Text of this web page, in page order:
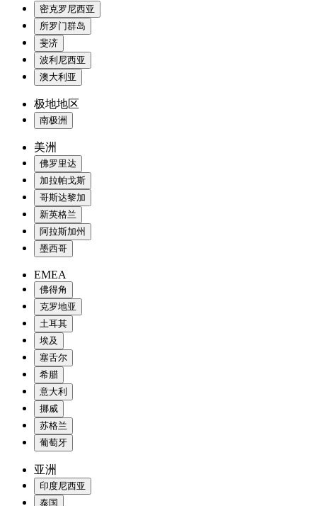
密克罗尼西亚
所罗门群岛
斐济
波利尼西亚
澳大利亚
极地地区
南极洲
美洲
佛罗里达
加拉帕戈斯
哥斯达黎加
新英格兰
阿拉斯加州
墨西哥
EMEA
佛得角
克罗地亚
土耳其
埃及
塞舌尔
希腊
意大利
挪威
苏格兰
葡萄牙
亚洲
印度尼西亚
泰国